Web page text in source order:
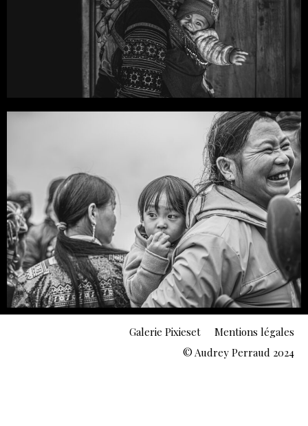
Galerie Pixieset
Mentions légales
© Audrey Perraud 2024